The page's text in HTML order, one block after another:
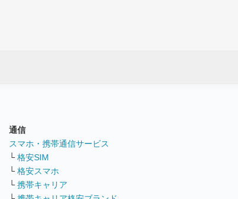
通信
スマホ・携帯通信サービス
└ 格安SIM
└ 格安スマホ
└ 携帯キャリア